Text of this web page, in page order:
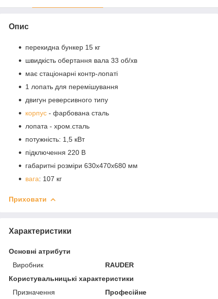
Опис
перекидна бункер 15 кг
швидкість обертання вала 33 об/хв
має стаціонарні контр-лопаті
1 лопать для перемішування
двигун реверсивного типу
корпус - фарбована сталь
лопата - хром.сталь
потужність: 1,5 кВт
підключення 220 В
габаритні розміри 630x470x680 мм
вага: 107 кг
Приховати
Характеристики
Основні атрибути
Виробник
RAUDER
Користувальницькі характеристики
Призначення
Професійне